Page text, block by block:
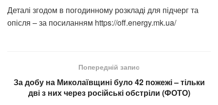
Деталі згодом в погодинному розкладі для підчерг та
опісля – за посиланням https://off.energy.mk.ua/
Попередній запис
За добу на Миколаївщині було 42 пожежі – тільки
дві з них через російські обстріли (ФОТО)